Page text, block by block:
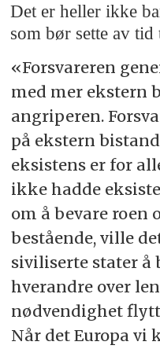
Det er heller ikke
som bør sette av
«Forsvareren
med mer ekstern
angriperen.
på ekstern
eksistens er for
ikke hadde
om å bevare roen
bestående, ville
siviliserte stater å
hverandre over
nødvendighet
Når det Europa vi